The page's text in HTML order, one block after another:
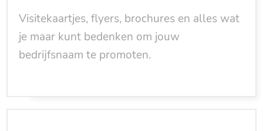
Visitekaartjes, flyers, brochures en alles wat
je maar kunt bedenken om jouw
bedrijfsnaam te promoten.